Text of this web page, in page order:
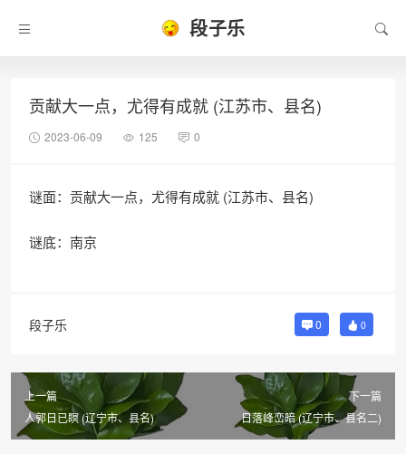
段子乐
贡献大一点，尤得有成就 (江苏市、县名)
2023-06-09 125 0
谜面：贡献大一点，尤得有成就 (江苏市、县名)
谜底：南京
段子乐 0 0
上一篇
人郭日已瞑 (辽宁市、县名)
下一篇
日落峰峦暗 (辽宁市、县名二)